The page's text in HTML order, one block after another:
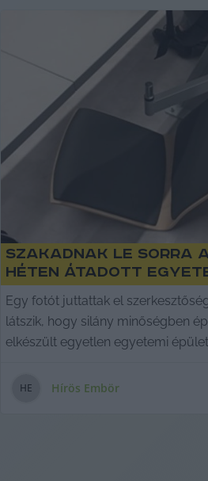
Szakadnak le sorra
héten átadott
Egy fotót juttattak el
látszik, hogy silány minőségben
elkészült egyetlen egyetemi
HE Hírös Embör